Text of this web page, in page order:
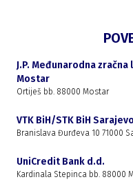
J.P. Međunarodna
Mostar
Ortiješ bb. 88000 Mostar
VTK BiH/STK BiH Sarajevo
Branislava Đurđeva 10 71000
UniCredit Bank d.d.
Kardinala Stepinca bb. 88000